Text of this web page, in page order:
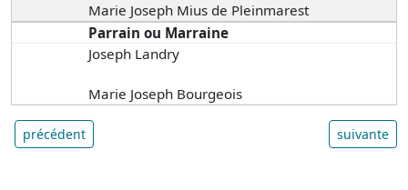
Marie Joseph Mius de Pleinmarest
Parrain ou Marraine
Joseph Landry
Marie Joseph Bourgeois
précédent suivante